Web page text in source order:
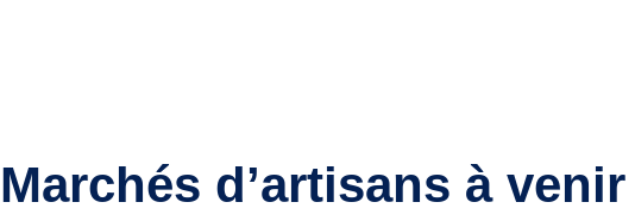
Marchés d’artisans à venir